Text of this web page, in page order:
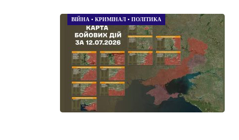
ВІЙНА • КРИМІНАЛ • ПОЛІТИКА